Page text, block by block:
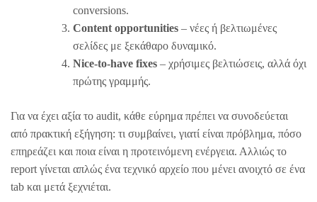
conversions.
Content opportunities – νέες ή βελτιωμένες
σελίδες με ξεκάθαρο δυναμικό.
Nice-to-have fixes – χρήσιμες βελτιώσεις, αλλά όχι
πρώτης γραμμής.
Για να έχει αξία το audit, κάθε εύρημα πρέπει να συνοδεύεται
από πρακτική εξήγηση: τι συμβαίνει, γιατί είναι πρόβλημα, πόσο
επηρεάζει και ποια είναι η προτεινόμενη ενέργεια. Αλλιώς το
report γίνεται απλώς ένα τεχνικό αρχείο που μένει ανοιχτό σε ένα
tab και μετά ξεχνιέται.